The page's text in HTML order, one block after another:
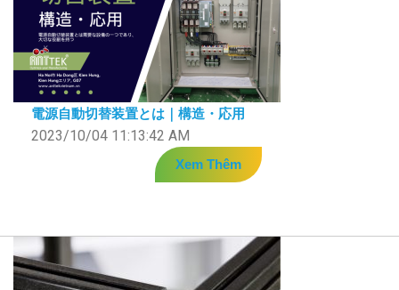
電源自動切替装置とは｜構造・応用
2023/10/04 11:13:42 AM
Xem Thêm